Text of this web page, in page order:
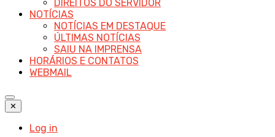
DIREITOS DO SERVIDOR
NOTÍCIAS
NOTÍCIAS EM DESTAQUE
ÚLTIMAS NOTÍCIAS
SAIU NA IMPRENSA
HORÁRIOS E CONTATOS
WEBMAIL
✕
Log in